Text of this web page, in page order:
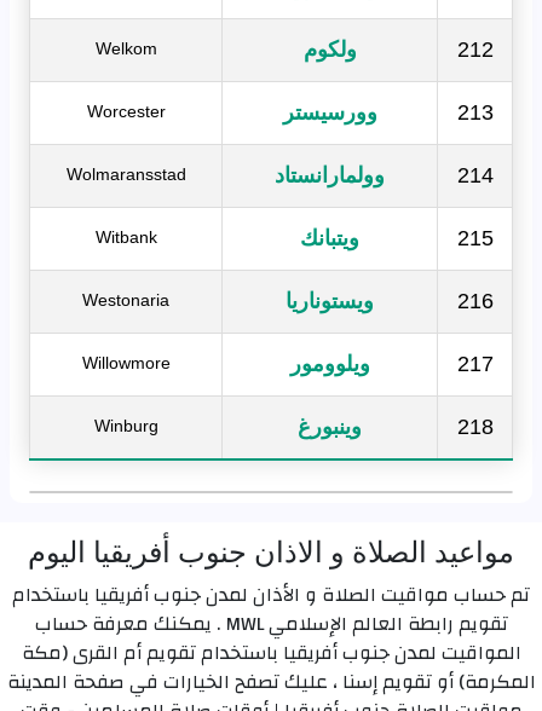
212 ولكوم Welkom
213 وورسيستر Worcester
214 وولمارانستاد Wolmaransstad
215 ويتبانك Witbank
216 ويستوناريا Westonaria
217 ويلوومور Willowmore
218 وينبورغ Winburg
مواعيد الصلاة و الاذان جنوب أفريقيا اليوم
تم حساب مواقيت الصلاة و الأذان لمدن جنوب أفريقيا باستخدام
تقويم رابطة العالم الإسلامي MWL . يمكنك معرفة حساب
المواقيت لمدن جنوب أفريقيا باستخدام تقويم أم القرى (مكة
المكرمة) أو تقويم إسنا ، عليك تصفح الخيارات في صفحة المدينة